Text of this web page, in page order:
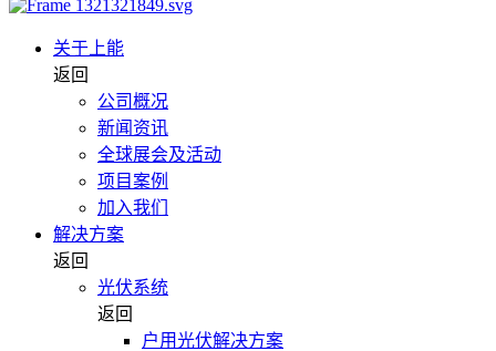
关于上能
返回
公司概况
新闻资讯
全球展会及活动
项目案例
加入我们
解决方案
返回
光伏系统
返回
户用光伏解决方案